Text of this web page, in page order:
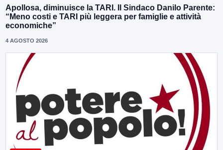
Apollosa, diminuisce la TARI. Il Sindaco Danilo Parente:
“Meno costi e TARI più leggera per famiglie e attività
economiche”
4 AGOSTO 2026